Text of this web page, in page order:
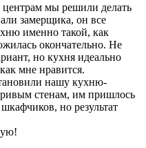
мы решили делать
замерщика, он все
именно такой, как
окончательно. Не
но кухня идеально
мне нравится.
нашу кухню-
стенам, им пришлось
но результат